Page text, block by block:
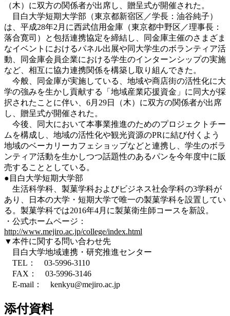
（木）に双方の関係者が出席し、贈呈式が開催された。
目白大学短期大学部（東京都新宿区／学長：油谷純子）
は、平成28年2月に西武信用金庫（東京都中野区／理事長：
落合寛司）と包括連携協定を締結し、同金庫主催のさまざま
なイベントにおけるパネル出展や同大学生のボランティア活
動、同金庫会員企業における学生のインターンシップの実施
など、相互に協力連携関係を構築し取り組んできた。
今般、同金庫が実施している、地域や商店街の活性化に大
学の強みを生かし貢献する「地域産業応援資金」に同大が採
択されたことに伴い、6月29日（木）に双方の関係者が出席
し、贈呈式が開催された。
今後、同大において本事業推進のためのプロジェクトチー
ムを構成し、地域の活性化や観光資源のPRに結び付くよう
地域のベーカリーカフェショップなどと連携し、学生のボラ
ンティア活動を生かしつつ話題性のあるパンを今年度中に販
売することとしている。
●目白大学短期大学部
生活科学科、製菓学科およびビジネス社会学科の3学科が
あり、日本の大学・短期大学で唯一の製菓学科を設置してい
る。製菓学科では2016年4月に製菓衛生師コースを新設。
・公式ホームページ：
http://www.mejiro.ac.jp/college/index.html
▼本件に関する問い合わせ先
目白大学地域連携・研究推進センター
TEL： 03-5996-3110
FAX： 03-5996-3146
E-mail： kenkyu@mejiro.ac.jp
添付資料